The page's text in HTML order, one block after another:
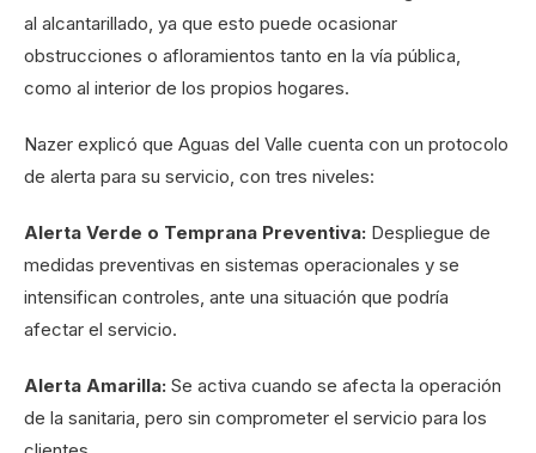
al alcantarillado, ya que esto puede ocasionar
obstrucciones o afloramientos tanto en la vía pública,
como al interior de los propios hogares.
Nazer explicó que Aguas del Valle cuenta con un protocolo
de alerta para su servicio, con tres niveles:
Alerta Verde o Temprana Preventiva: Despliegue de
medidas preventivas en sistemas operacionales y se
intensifican controles, ante una situación que podría
afectar el servicio.
Alerta Amarilla: Se activa cuando se afecta la operación
de la sanitaria, pero sin comprometer el servicio para los